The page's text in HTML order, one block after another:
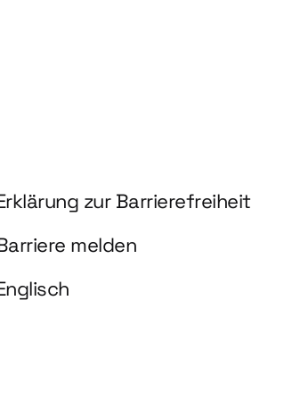
und Service
zur Barrierefreiheit
melden